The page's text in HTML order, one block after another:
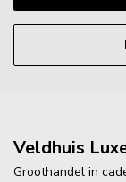
Veldhuis
Groothandel in